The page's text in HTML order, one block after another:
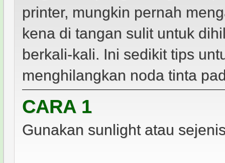
printer, mungkin pernah
kena di tangan sulit untuk
berkali-kali. Ini sedikit tips
menghilangkan noda tinta
CARA 1
Gunakan sunlight atau